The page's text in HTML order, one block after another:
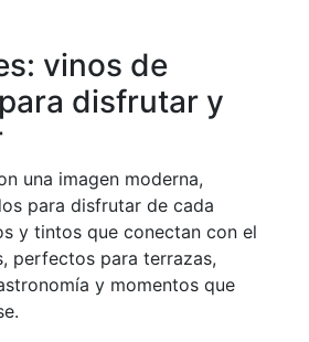
vinos de
disfrutar y
una imagen moderna,
para disfrutar de cada
y tintos que conectan con el
perfectos para terrazas,
y momentos que